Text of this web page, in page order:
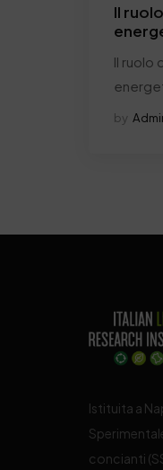
Il
Il ruolo
by
Istituita a
concianti